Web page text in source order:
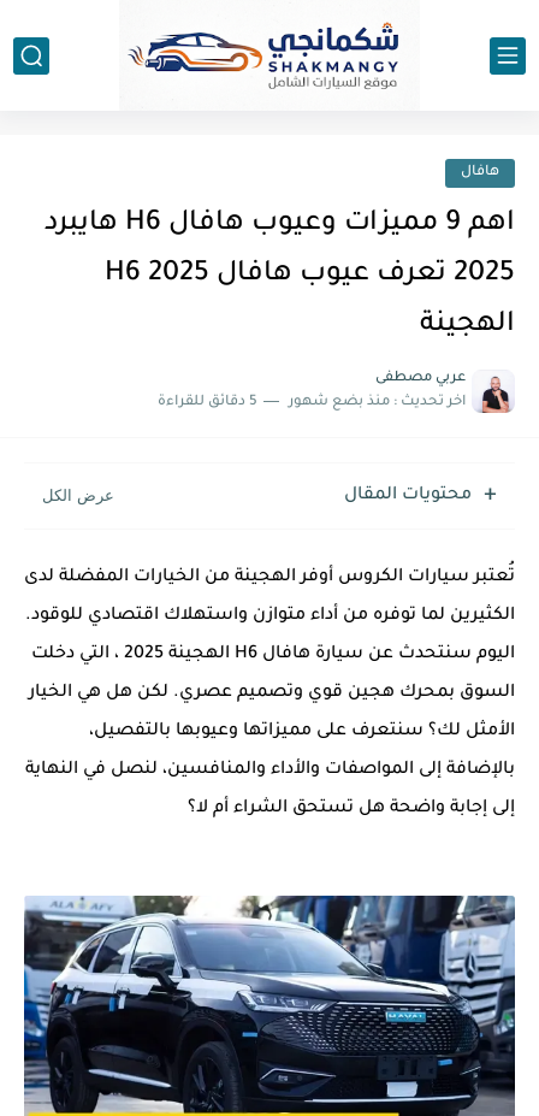
هافال
اهم 9 مميزات وعيوب هافال H6 هايبرد
2025 تعرف عيوب هافال H6 2025
الهجينة
عربي مصطفى
اخر تحديث : منذ بضع شهور 5 دقائق للقراءة
محتويات المقال
تُعتبر سيارات الكروس أوفر الهجينة من الخيارات المفضلة لدى
الكثيرين لما توفره من أداء متوازن واستهلاك اقتصادي للوقود.
اليوم سنتحدث عن سيارة هافال H6 الهجينة 2025 ، التي دخلت
السوق بمحرك هجين قوي وتصميم عصري. لكن هل هي الخيار
الأمثل لك؟ سنتعرف على مميزاتها وعيوبها بالتفصيل،
بالإضافة إلى المواصفات والأداء والمنافسين، لنصل في النهاية
إلى إجابة واضحة هل تستحق الشراء أم لا؟